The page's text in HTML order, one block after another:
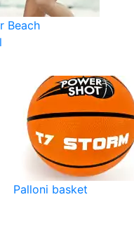
Beach
Palloni basket